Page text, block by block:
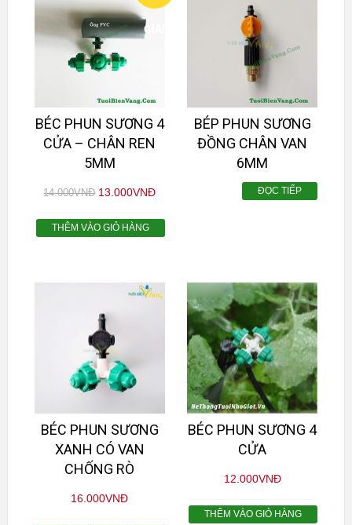
GIÁ!
BÉC PHUN SƯƠNG 4
CỬA – CHÂN REN
5MM
14.000VNĐ 13.000VNĐ
THÊM VÀO GIỎ HÀNG
BÉP PHUN SƯƠNG
ĐỒNG CHÂN VAN
6MM
ĐỌC TIẾP
BÉC PHUN SƯƠNG
XANH CÓ VAN
CHỐNG RÒ
16.000VNĐ
BÉC PHUN SƯƠNG 4
CỬA
12.000VNĐ
THÊM VÀO GIỎ HÀNG